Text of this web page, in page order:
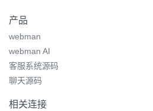
产品
webman
webman AI
客服系统源码
聊天源码
相关连接